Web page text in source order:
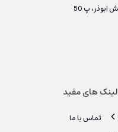
دفتر مرکزی: تهران، خ خواجه عبدالله، نبش ابوذر، پ 50
لینک های مفید
تماس با ما